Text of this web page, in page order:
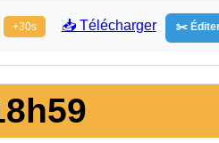
+30s 📥 Télécharger ✂️